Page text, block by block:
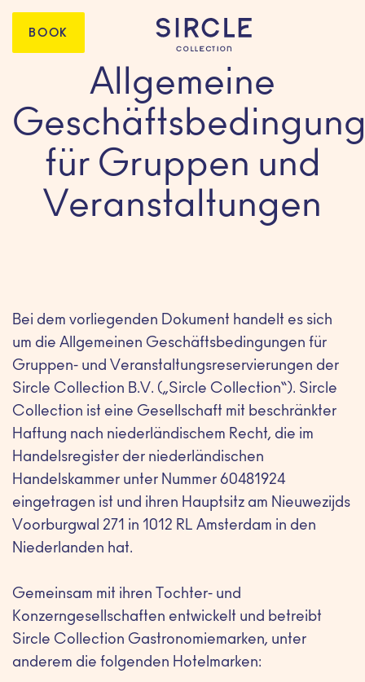
BOOK
Allgemeine
für Gruppen und
Veranstaltungen
Bei dem vorliegenden Dokument handelt es sich
um die Allgemeinen Geschäftsbedingungen für
Gruppen- und Veranstaltungsreservierungen der
Sircle Collection B.V. („Sircle Collection“). Sircle
Collection ist eine Gesellschaft mit beschränkter
Haftung nach niederländischem Recht, die im
Handelsregister der niederländischen
Handelskammer unter Nummer 60481924
eingetragen ist und ihren Hauptsitz am Nieuwezijds
Voorburgwal 271 in 1012 RL Amsterdam in den
Niederlanden hat.
Gemeinsam mit ihren Tochter- und
Konzerngesellschaften entwickelt und betreibt
Sircle Collection Gastronomiemarken, unter
anderem die folgenden Hotelmarken: